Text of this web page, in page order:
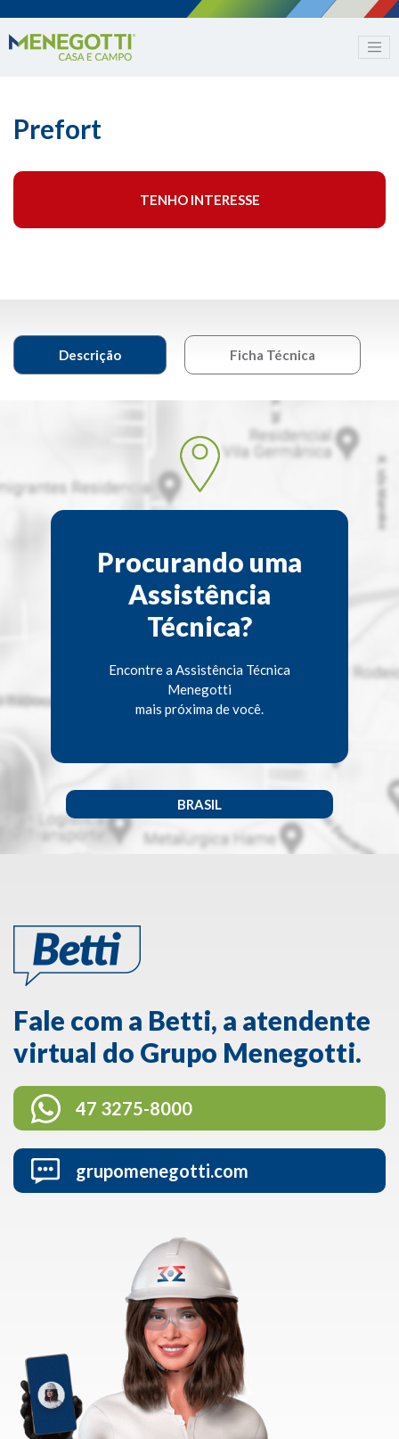
Prefort
TENHO INTERESSE
Descrição Ficha Técnica
Procurando uma
Assistência
Técnica?
Encontre a Assistência Técnica
Menegotti
mais próxima de você.
BRASIL
Fale com a Betti, a atendente
virtual do Grupo Menegotti.
47 3275-8000
grupomenegotti.com